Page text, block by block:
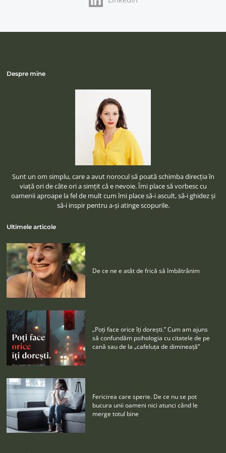
Despre mine
Sunt un om simplu, care a avut norocul să poată schimba direcţia în
viaţă ori de câte ori a simţit că e nevoie. Îmi place să vorbesc cu
oamenii aproape la fel de mult cum îmi place să-i ascult, să-i ghidez şi
să-i inspir pentru a-şi atinge scopurile.
Ultimele articole
De ce ne e atât de frică să îmbătrânim
„Poţi face orice îţi doreşti.” Cum am ajuns
să confundăm psihologia cu citatele de pe
cană sau de la „cafeluţa de dimineaţă”
Fericirea care sperie. De ce nu se pot
bucura unii oameni nici atunci când le
merge totul bine